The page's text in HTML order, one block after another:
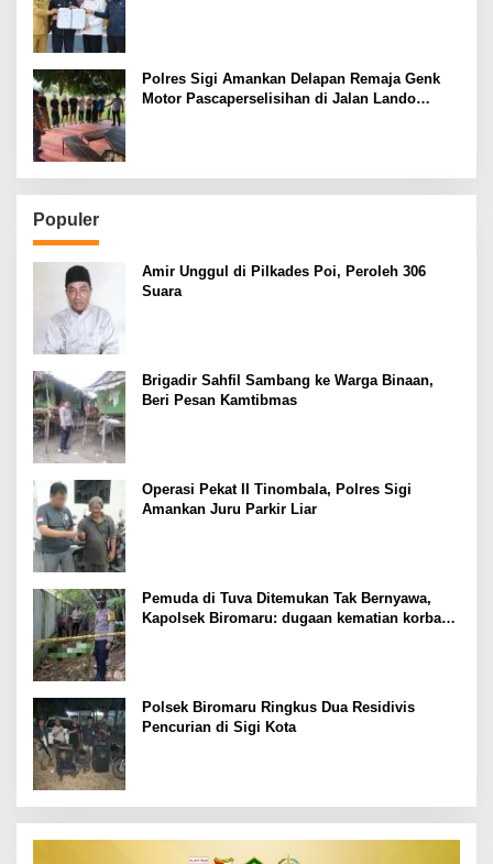
Polres Sigi Amankan Delapan Remaja Genk
Motor Pascaperselisihan di Jalan Lando
Populer
Amir Unggul di Pilkades Poi, Peroleh 306
Suara
Brigadir Sahfil Sambang ke Warga Binaan,
Beri Pesan Kamtibmas
Operasi Pekat II Tinombala, Polres Sigi
Amankan Juru Parkir Liar
Pemuda di Tuva Ditemukan Tak Bernyawa,
Kapolsek Biromaru: dugaan kematian korban
Polsek Biromaru Ringkus Dua Residivis
Pencurian di Sigi Kota